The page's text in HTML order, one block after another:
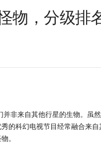
物，分级排
非来自其他行星的生物。虽
的科幻电视节目经常融合来自
。